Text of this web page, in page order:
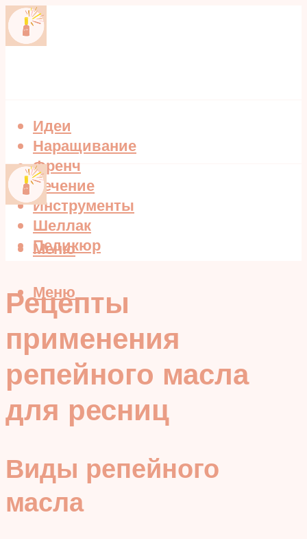
Идеи
Наращивание
Френч
Лечение
Инструменты
Шеллак
Педикюр
Меню
Меню
Рецепты
применения
репейного масла
для ресниц
Виды репейного
масла